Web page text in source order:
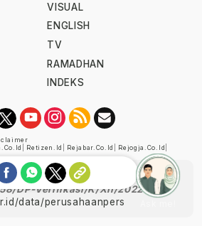
VISUAL
ENGLISH
TV
RAMADHAN
INDEKS
Retizen.id Rejabar.co.id Rejogja.co.id
oleh Dewan Pers
DP-Verifikasi/K/XII/2022
data/perusahaanpers